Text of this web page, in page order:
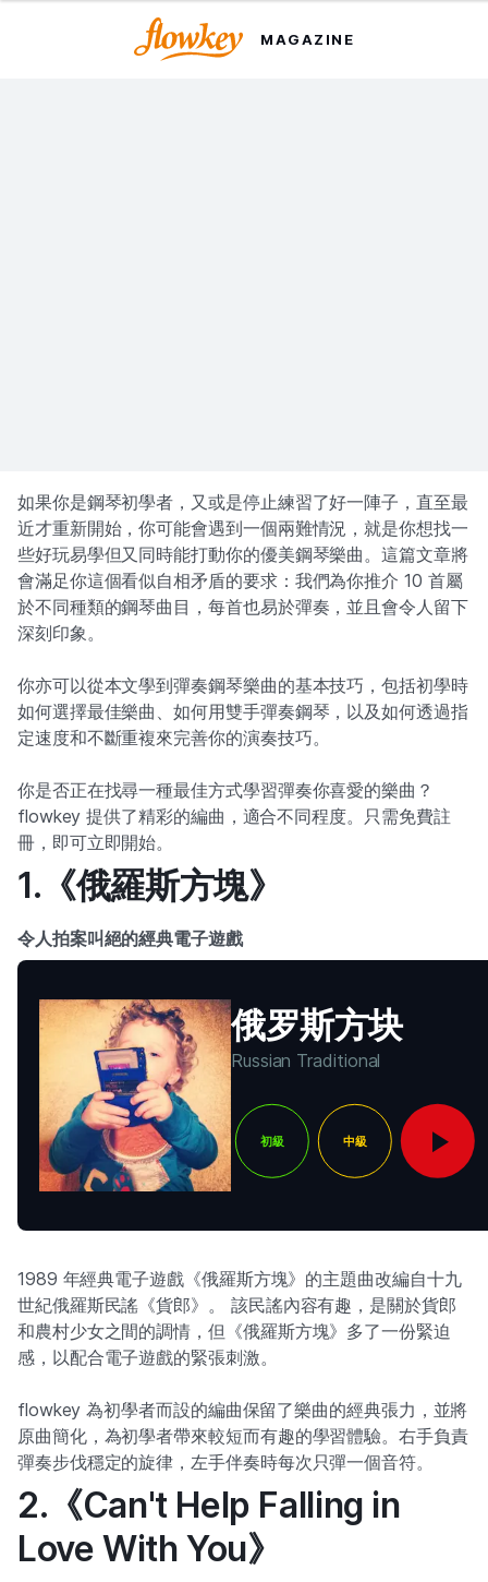
MAGAZINE
如果你是鋼琴初學者，又或是停止練習了好一陣子，直至最
近才重新開始，你可能會遇到一個兩難情況，就是你想找一
些好玩易學但又同時能打動你的優美鋼琴樂曲。這篇文章將
會滿足你這個看似自相矛盾的要求：我們為你推介 10 首屬
於不同種類的鋼琴曲目，每首也易於彈奏，並且會令人留下
深刻印象。
你亦可以從本文學到彈奏鋼琴樂曲的基本技巧，包括初學時
如何選擇最佳樂曲、如何用雙手彈奏鋼琴，以及如何透過指
定速度和不斷重複來完善你的演奏技巧。
你是否正在找尋一種最佳方式學習彈奏你喜愛的樂曲？
flowkey 提供了精彩的編曲，適合不同程度。只需免費註
冊，即可立即開始。
1.《俄羅斯方塊》
令人拍案叫絕的經典電子遊戲
俄罗斯方块
Russian Traditional
初級 中級
1989 年經典電子遊戲《俄羅斯方塊》的主題曲改編自十九
世紀俄羅斯民謠《貨郎》。 該民謠內容有趣，是關於貨郎
和農村少女之間的調情，但《俄羅斯方塊》多了一份緊迫
感，以配合電子遊戲的緊張刺激。
flowkey 為初學者而設的編曲保留了樂曲的經典張力，並將
原曲簡化，為初學者帶來較短而有趣的學習體驗。右手負責
彈奏步伐穩定的旋律，左手伴奏時每次只彈一個音符。
2.《Can't Help Falling in
Love With You》